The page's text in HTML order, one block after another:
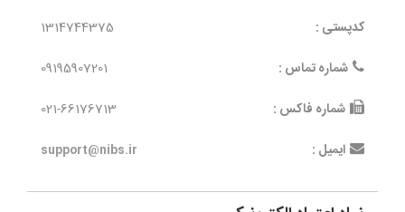
کدپستی :
1314744375
شماره تماس :
09195907201
شماره فاکس :
021-66176713
ایمیل :
support@nibs.ir